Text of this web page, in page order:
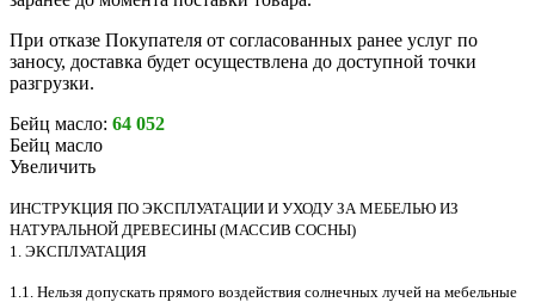
При отказе Покупателя от согласованных ранее услуг по
заносу, доставка будет осуществлена до доступной точки
разгрузки.
Бейц масло: 64 052
Бейц масло
Увеличить
ИНСТРУКЦИЯ ПО ЭКСПЛУАТАЦИИ И УХОДУ ЗА МЕБЕЛЬЮ ИЗ
НАТУРАЛЬНОЙ ДРЕВЕСИНЫ (МАССИВ СОСНЫ)
1. ЭКСПЛУАТАЦИЯ
1.1. Нельзя допускать прямого воздействия солнечных лучей на мебельные